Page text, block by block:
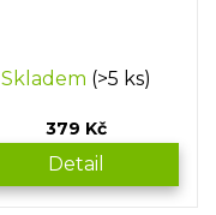
Skladem (>5 ks)
379 Kč
Detail